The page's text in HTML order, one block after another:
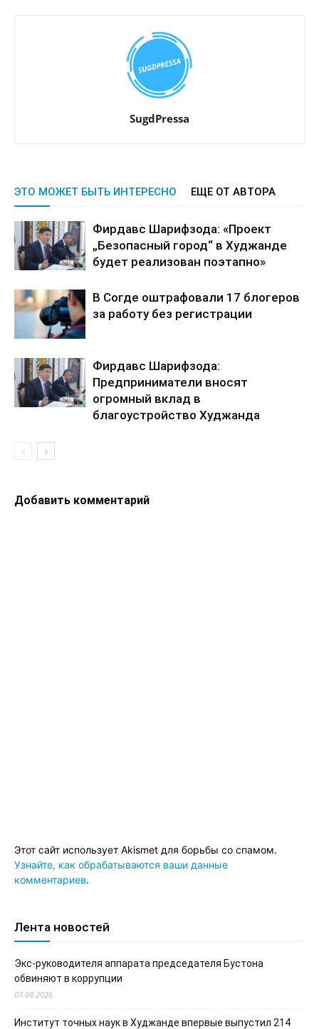
SugdPressa
ЭТО МОЖЕТ БЫТЬ ИНТЕРЕСНО ЕЩЕ ОТ АВТОРА
Фирдавс Шарифзода: «Проект
„Безопасный город“ в Худжанде
будет реализован поэтапно»
В Согде оштрафовали 17 блогеров
за работу без регистрации
Фирдавс Шарифзода:
Предприниматели вносят
огромный вклад в
благоустройство Худжанда
Добавить комментарий
Этот сайт использует Akismet для борьбы со спамом.
Узнайте, как обрабатываются ваши данные
комментариев.
Лента новостей
Экс-руководителя аппарата председателя Бустона
обвиняют в коррупции
07.08.2026
Институт точных наук в Худжанде впервые выпустил 214